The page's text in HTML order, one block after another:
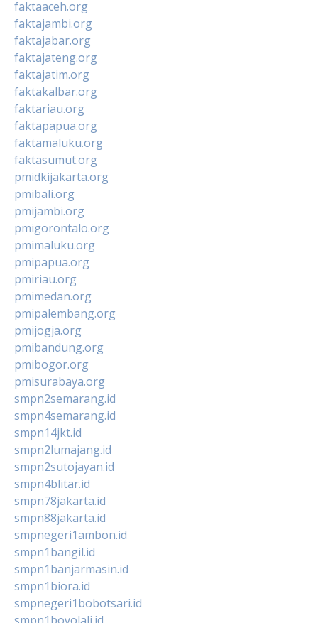
faktaaceh.org
faktajambi.org
faktajabar.org
faktajateng.org
faktajatim.org
faktakalbar.org
faktariau.org
faktapapua.org
faktamaluku.org
faktasumut.org
pmidkijakarta.org
pmibali.org
pmijambi.org
pmigorontalo.org
pmimaluku.org
pmipapua.org
pmiriau.org
pmimedan.org
pmipalembang.org
pmijogja.org
pmibandung.org
pmibogor.org
pmisurabaya.org
smpn2semarang.id
smpn4semarang.id
smpn14jkt.id
smpn2lumajang.id
smpn2sutojayan.id
smpn4blitar.id
smpn78jakarta.id
smpn88jakarta.id
smpnegeri1ambon.id
smpn1bangil.id
smpn1banjarmasin.id
smpn1biora.id
smpnegeri1bobotsari.id
smpn1boyolali.id